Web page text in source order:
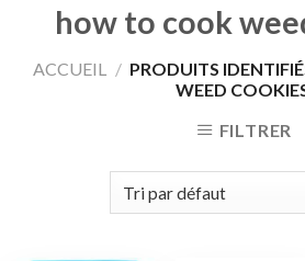
how to cook
ACCUEIL / PRODUITS
WEED
FILTRER